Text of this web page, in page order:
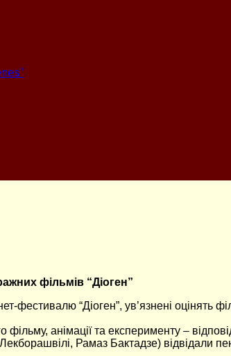
фільмів “Діоген”
фестивалю “Діоген”, ув’язнені оцінять
анімації та експерименту –
Рамаз Бактадзе) відвідали